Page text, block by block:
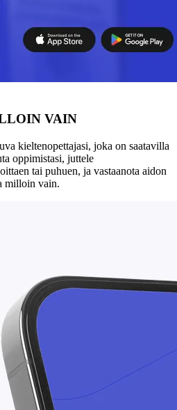
VAIN
kieltenopettajasi, joka on saatavilla
oppimistasi, juttele
tai puhuen, ja vastaanota aidon
milloin vain.